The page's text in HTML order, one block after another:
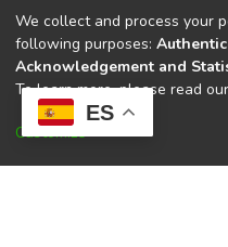
ES
Universidad
Universidad Politécnica
CACES Resolución
We collect and process your
following purposes:
Acknowledgement and
To learn more, please read our
Customize